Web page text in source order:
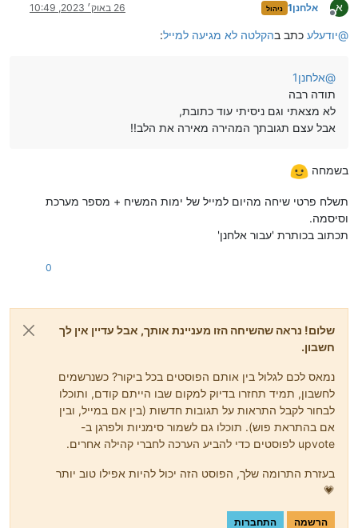
א
מנותק
אלחנן1 ניהול 26 באוק׳ 2023, 10:49
@יודעלע כתב בהקלטה לא מגיעה למייל:
@אלחנן1
תודה רבה
לא מצאתי וגם ניסיתי עוד כתובת,
אבל עצם תגובתך המהירה מאירה את הלב!!
בשמחה
תשלח פרטי שיחה מהיום למייל של ימות המשיח + מספר מערכת
וסיסמה.
תכתוב בכותרת 'עבור אלחנן'
0
שלום! נראה שהשיחה הזו מעניינת אותך, אבל עדיין אין לך
חשבון.
נמאס לכם לגלול בין אותם הפוסטים בכל ביקור? כשנרשמים
לחשבון, תמיד תחזרו בדיוק למקום שבו הייתם קודם, ותוכלו
לבחור לקבל התראות על תגובות חדשות (בין אם במייל, ובין
אם בהתראת פוש). תוכלו גם לשמור סימניות ולפרגן ב-
upvote לפוסטים כדי להביע הערכה לחברי קהילה אחרים.
בעזרת התרומה שלך, הפוסט הזה יכול להיות אפילו טוב יותר
💗
הרשמה התחברות